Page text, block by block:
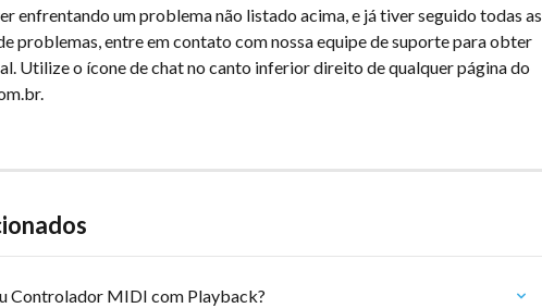
enfrentando um problema não listado acima, e já tiver seguido todas as
problemas, entre em contato com nossa equipe de suporte para obter
Utilize o ícone de chat no canto inferior direito de qualquer página do
Controlador MIDI com Playback?